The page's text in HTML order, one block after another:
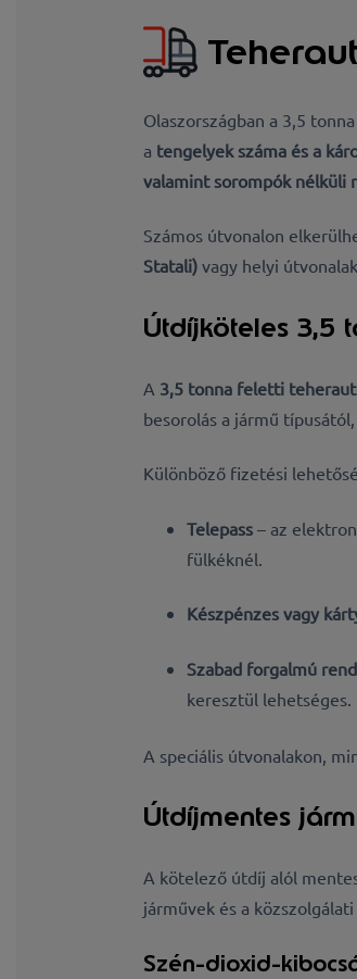
Olaszországban a 3,5
a tengelyek száma és a
valamint sorompók nélküli
Számos útvonalon
Statali) vagy helyi
Útdíjköteles 3,5
A 3,5 tonna feletti
besorolás a jármű
Különböző fizetési
Telepass – az
fülkéknél.
Készpénzes vagy
Szabad forgalmú
keresztül lehetséges.
A speciális útvonalakon,
Útdíjmentes
A kötelező útdíj alól
járművek és a
Szén-dioxid-